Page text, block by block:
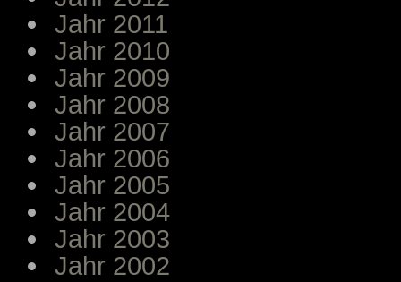
Jahr 2011
Jahr 2010
Jahr 2009
Jahr 2008
Jahr 2007
Jahr 2006
Jahr 2005
Jahr 2004
Jahr 2003
Jahr 2002